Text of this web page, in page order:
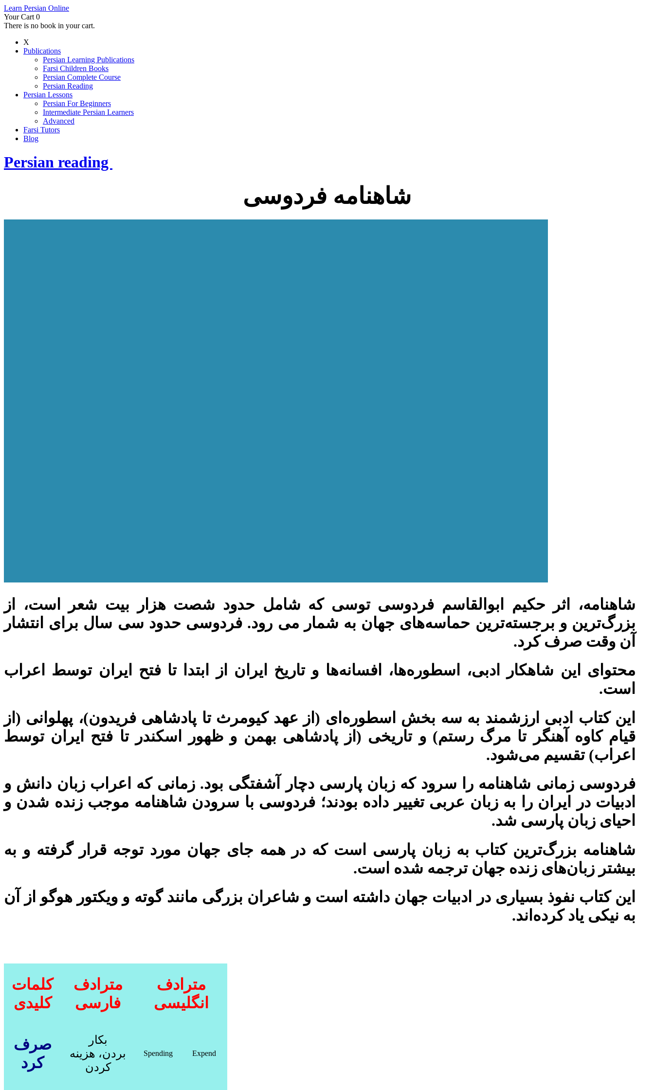
Learn Persian Online
Your Cart 0
There is no book in your cart.
X
Publications
Persian Learning Publications
Farsi Children Books
Persian Complete Course
Persian Reading
Persian Lessons
Persian For Beginners
Intermediate Persian Learners
Advanced
Farsi Tutors
Blog
Persian reading
شاهنامه فردوسی
شاهنامه، اثر حکیم ابوالقاسم فردوسی توسی که شامل حدود شصت هزار بیت شعر است، از
بزرگ‌ترین و برجسته‌ترین حماسه‌های جهان به شمار می رود. فردوسی حدود سی سال برای انتشار
آن وقت صرف کرد.
محتوای این شاهکار ادبی، اسطوره‌ها، افسانه‌ها و تاریخ ایران از ابتدا تا فتح ایران توسط اعراب
است.
این کتاب ادبی ارزشمند به سه بخش اسطوره‌ای (از عهد کیومرث تا پادشاهی فریدون)، پهلوانی (از
قیام کاوه آهنگر تا مرگ رستم) و تاریخی (از پادشاهی بهمن و ظهور اسکندر تا فتح ایران توسط
اعراب) تقسیم می‌شود.
فردوسی زمانی شاهنامه را سرود که زبان پارسی دچار آشفتگی بود. زمانی که اعراب زبان دانش و
ادبیات در ایران را به زبان عربی تغییر داده بودند؛ فردوسی با سرودن شاهنامه موجب زنده‌ شدن و
احیای زبان پارسی شد.
شاهنامه بزرگ‌ترین کتاب به زبان پارسی است که در همه جای جهان مورد توجه قرار گرفته و به
بیشتر زبان‌های زنده جهان ترجمه شده ‌است.
این کتاب نفوذ بسیاری در ادبیات جهان داشته ‌است و شاعران بزرگی مانند گوته و ویکتور هوگو از آن
به نیکی یاد کرده‌اند.
کلمات
کلیدی
مترادف
فارسی
مترادف
انگلیسی
صرف
کرد
بکار
بردن، هزینه
کردن
Spending Expend